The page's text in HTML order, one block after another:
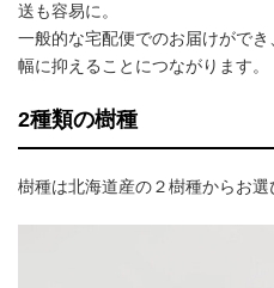
送も容易に。
一般的な宅配便でのお届けがで
幅に抑えることにつながります。
2種類の樹種
樹種は北海道産の２樹種からお選